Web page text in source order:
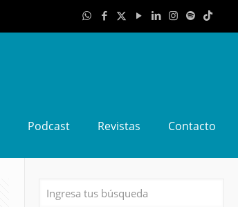
Podcast Revistas Contacto